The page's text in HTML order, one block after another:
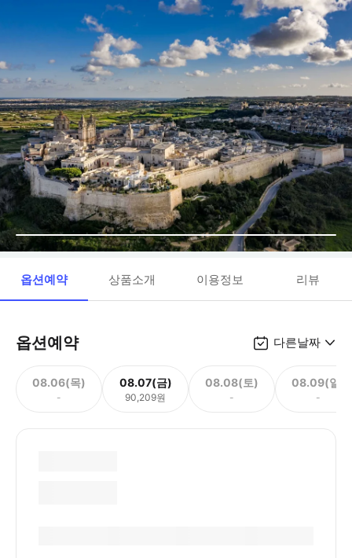
옵션예약 상품소개 이용정보 리뷰
옵션예약 다른날짜
08.06(목)
-
08.07(금)
90,209원
08.08(토)
-
08.09(일)
-